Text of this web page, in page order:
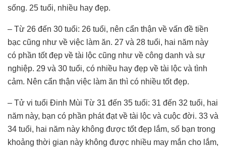
sống. 25 tuổi, nhiều hay đẹp.
– Từ 26 đến 30 tuổi: 26 tuổi, nên cẩn thận về vấn đề tiền
bạc cũng như về việc làm ăn. 27 và 28 tuổi, hai năm này
có phần tốt đẹp về tài lộc cũng như về công danh và sự
nghiệp. 29 và 30 tuổi, có nhiều hay đẹp về tài lộc và tình
cảm. Nên cẩn thận việc làm ăn thì có nhiều tốt đẹp.
– Tử vi tuổi Đinh Mùi Từ 31 đến 35 tuổi: 31 đến 32 tuổi, hai
năm này, bạn có phần phát đạt về tài lộc và cuộc đời. 33 và
34 tuổi, hai năm này không được tốt đẹp lắm, số bạn trong
khoảng thời gian này không được nhiều may mắn cho lắm,